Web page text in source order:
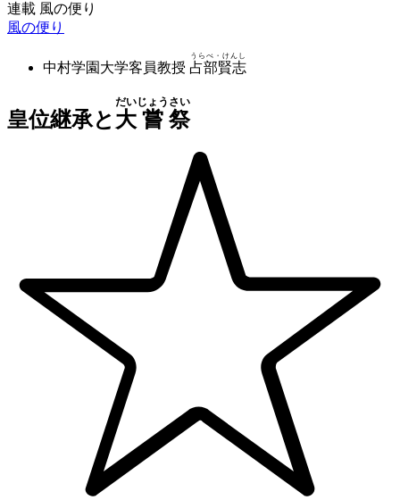
連載 風の便り
風の便り
中村学園大学客員教授 占部賢志
うらべ・けんし
皇位継承と 大
だい
嘗
じょう
祭
さい